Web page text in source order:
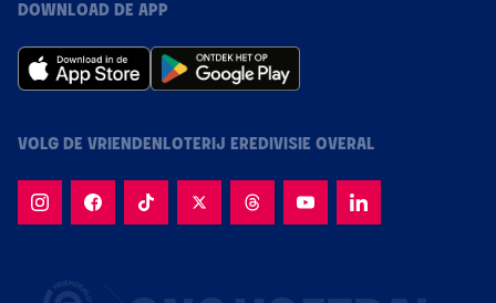
DOWNLOAD DE APP
VOLG DE VRIENDENLOTERIJ EREDIVISIE OVERAL